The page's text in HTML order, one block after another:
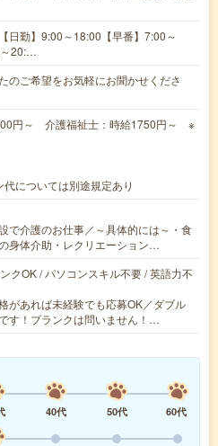
日勤】9:00～18:00【早番】7:00～
20:…
ご希望をお気軽にお聞かせくださ
円～ 介護福祉士：時給1750円～ ※
については別途規定あり
で介護のお仕事／～具体的には～・食
身体介助・レクリエーション…
クOK / パソコンスキル不要 / 英語力不
があれば未経験でも応募OK／ダブル
す！ブランクは問いません！…
40代 50代
60代